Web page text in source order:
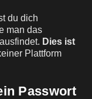
du dich
man das
Dies ist
Plattform
Passwort